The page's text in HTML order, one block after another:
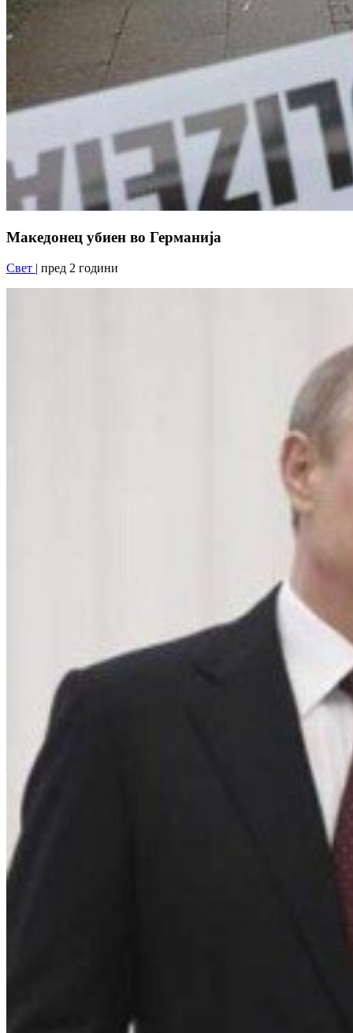
Македонец убиен во Германија
Свет | пред 2 години